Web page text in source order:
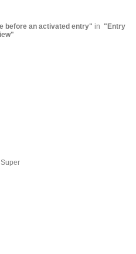
before an activated entry" in "Entry